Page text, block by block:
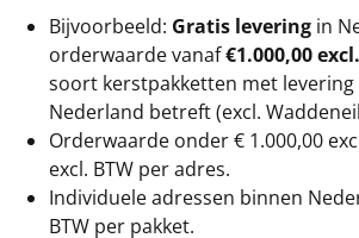
Bijvoorbeeld: Gratis levering in
orderwaarde vanaf€1.000,00
soort kerstpakketten met levering
Nederland betreft (excl.
Orderwaarde onder € 1.000,00
excl. BTW per adres.
Individuele adressen binnen
BTW per pakket.